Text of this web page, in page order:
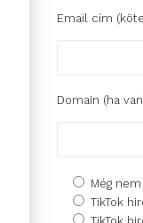
Email cím
Domain (ha
Még
TikTok